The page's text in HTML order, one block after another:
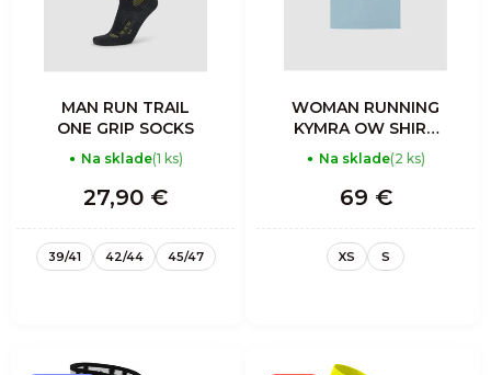
MAN RUN TRAIL
ONE GRIP SOCKS
Na sklade(1 ks)
27,90 €
39/41 42/44 45/47
WOMAN RUNNING
KYMRA OW SHIRT
SH_SL SKY BLUE
Na sklade(2 ks)
69 €
XS S